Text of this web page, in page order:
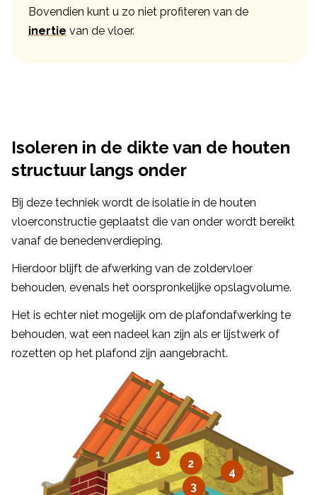
Bovendien kunt u zo niet profiteren van de
inertie van de vloer.
Isoleren in de dikte van de houten
structuur langs onder
Bij deze techniek wordt de isolatie in de houten
vloerconstructie geplaatst die van onder wordt bereikt
vanaf de benedenverdieping.
Hierdoor blijft de afwerking van de zoldervloer
behouden, evenals het oorspronkelijke opslagvolume.
Het is echter niet mogelijk om de plafondafwerking te
behouden, wat een nadeel kan zijn als er lijstwerk of
rozetten op het plafond zijn aangebracht.
1
2
3
4